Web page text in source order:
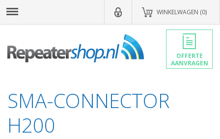
WINKELWAGEN (0)
OFFERTE
AANVRAGEN
SMA-CONNECTOR
H200